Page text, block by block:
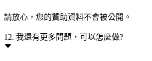
請放心，您的贊助資料不會被公開。
12. 我還有更多問題，可以怎麼做?